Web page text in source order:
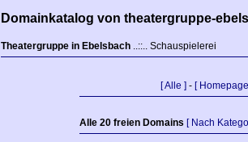
Domainkatalog von theatergruppe-
Theatergruppe in Ebelsbach ..::.. Schauspielerei
[ Alle ] - [
Alle 20 freien Domains [ Nach